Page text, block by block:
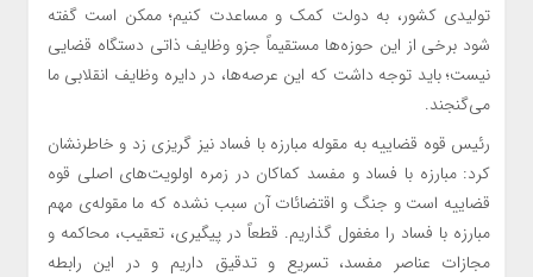
تولیدی کشور، به دولت کمک و مساعدت کنیم؛ ممکن است گفته
شود برخی از این حوزه‌ها مستقیماً جزو وظایف ذاتی دستگاه قضایی
نیست؛ باید توجه داشت که این عرصه‌ها، در دایره وظایف انقلابی ما
می‌گنجند.
رئیس قوه قضاییه به مقوله‌ مبارزه با فساد نیز گریزی زد و خاطرنشان
کرد: مبارزه با فساد و مفسد کماکان در زمره اولویت‌های اصلی قوه
قضاییه است و جنگ و اقتضائات آن سبب نشده که ما مقوله‌ی مهم
مبارزه با فساد را مغفول گذاریم. قطعاً در پیگیری، تعقیب، محاکمه و
مجازات عناصر مفسد، تسریع و تدقیق داریم و در این رابطه